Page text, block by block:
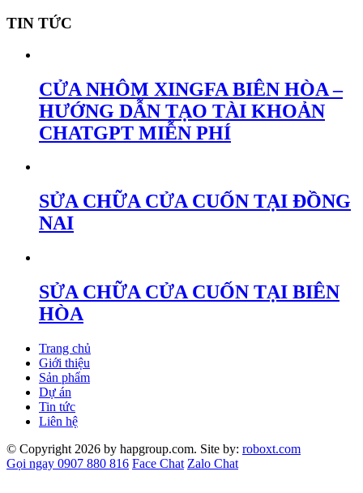
TIN TỨC
CỬA NHÔM XINGFA BIÊN HÒA –
HƯỚNG DẪN TẠO TÀI KHOẢN
CHATGPT MIỄN PHÍ
SỬA CHỮA CỬA CUỐN TẠI ĐỒNG
NAI
SỬA CHỮA CỬA CUỐN TẠI BIÊN
HÒA
Trang chủ
Giới thiệu
Sản phẩm
Dự án
Tin tức
Liên hệ
© Copyright 2026 by hapgroup.com. Site by: roboxt.com
Gọi ngay 0907 880 816 Face Chat Zalo Chat